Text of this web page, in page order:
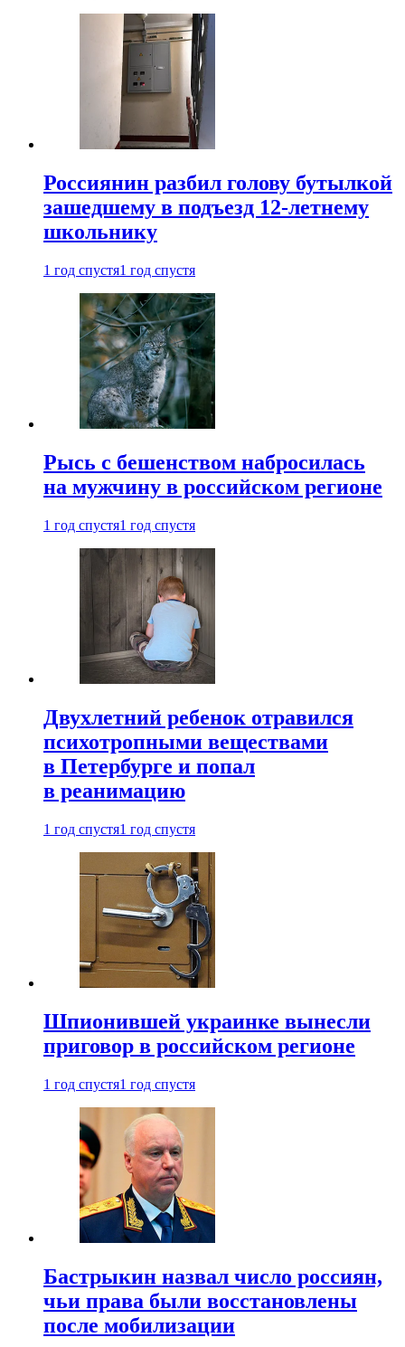
Россиянин разбил голову бутылкой
зашедшему в подъезд 12-летнему
школьнику
1 год спустя1 год спустя
Рысь с бешенством набросилась
на мужчину в российском регионе
1 год спустя1 год спустя
Двухлетний ребенок отравился
психотропными веществами
в Петербурге и попал
в реанимацию
1 год спустя1 год спустя
Шпионившей украинке вынесли
приговор в российском регионе
1 год спустя1 год спустя
Бастрыкин назвал число россиян,
чьи права были восстановлены
после мобилизации